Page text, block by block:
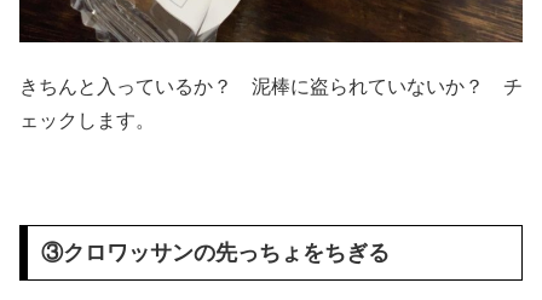
きちんと入っているか？ 泥棒に盗られていないか？ チ
ェックします。
③クロワッサンの先っちょをちぎる